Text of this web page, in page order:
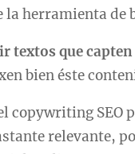
herramienta de
textos que
bien éste
copywriting SEO
relevante,